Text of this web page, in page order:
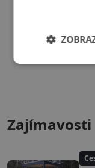
Zajímavosti